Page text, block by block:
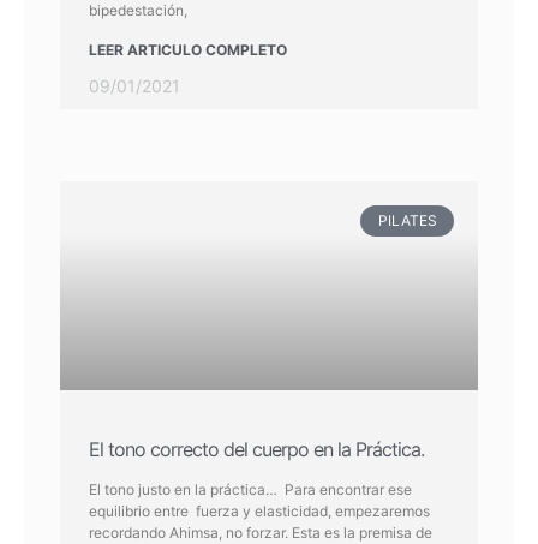
bipedestación,
LEER ARTICULO COMPLETO
09/01/2021
PILATES
El tono correcto del cuerpo en la Práctica.
El tono justo en la práctica… Para encontrar ese
equilibrio entre fuerza y elasticidad, empezaremos
recordando Ahimsa, no forzar. Esta es la premisa de